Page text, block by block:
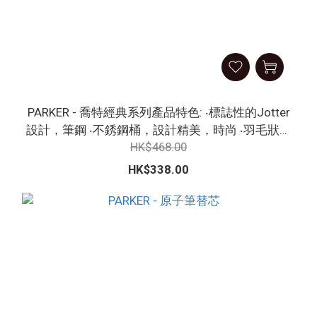
PARKER - 喬特經典系列產品特色: ‧標誌性的Jotter
設計，筆鋼 ‧不銹鋼桶，設計精美，時尚 ‧羽毛狀筆
尖可讓您體驗鋼筆書寫的樂趣 ‧中等筆尖 多色選擇
HK$468.00
HK$338.00